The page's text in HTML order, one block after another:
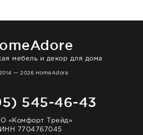
мебель и декор для дома
— 2026 HomeAdore
545-46-43
«Комфорт Трейд»
ИНН 7704767045